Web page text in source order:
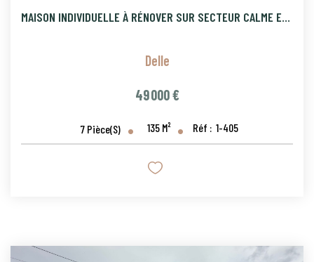
MAISON INDIVIDUELLE À RÉNOVER SUR SECTEUR CALME ET RESIDENTI
Delle
49 000 €
7 Pièce(s) 135 M² Réf : 1-405